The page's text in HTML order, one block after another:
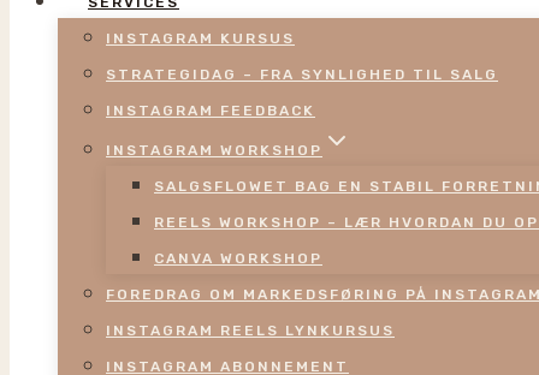
INSTAGRAM KURSUS
STRATEGIDAG – FRA SYNLIGHED TIL SALG
INSTAGRAM FEEDBACK
INSTAGRAM WORKSHOP
SALGSFLOWET BAG EN STABIL
REELS WORKSHOP – LÆR HVORDAN DU
CANVA WORKSHOP
FOREDRAG OM MARKEDSFØRING PÅ
INSTAGRAM REELS LYNKURSUS
INSTAGRAM ABONNEMENT